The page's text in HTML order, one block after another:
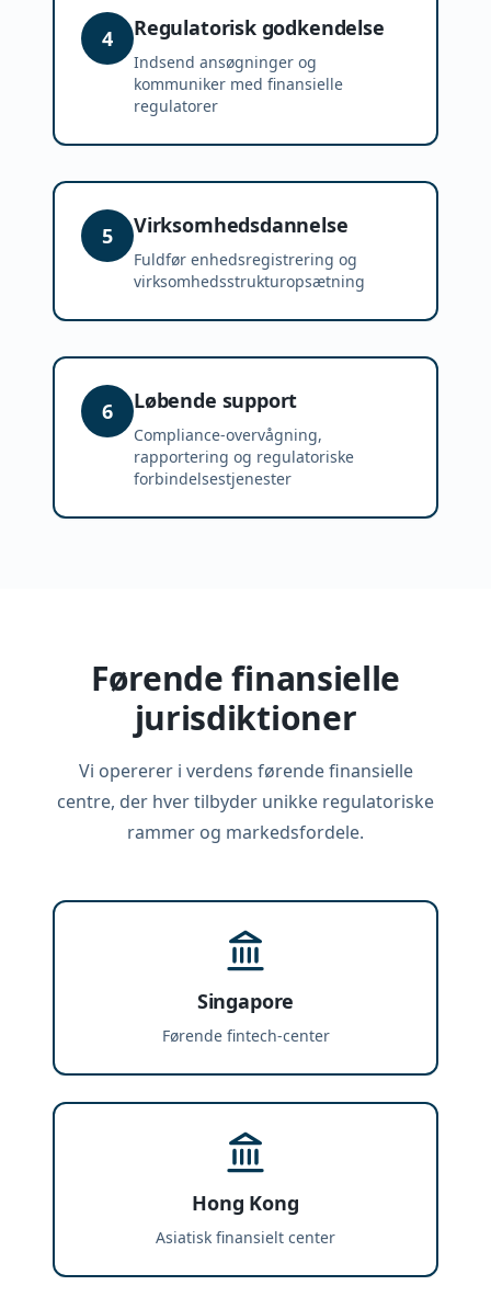
4 Regulatorisk godkendelse
Indsend ansøgninger og
kommuniker med finansielle
regulatorer
5 Virksomhedsdannelse
Fuldfør enhedsregistrering og
virksomhedsstrukturopsætning
6 Løbende support
Compliance-overvågning,
rapportering og regulatoriske
forbindelsestjenester
Førende finansielle
jurisdiktioner
Vi opererer i verdens førende finansielle
centre, der hver tilbyder unikke regulatoriske
rammer og markedsfordele.
Singapore
Førende fintech-center
Hong Kong
Asiatisk finansielt center